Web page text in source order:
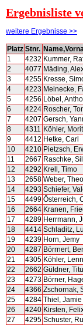
Ergebnisliste
weitere Ergebnisse >>
Platz Stnr.
1
4232 Kummer,
2
4077 Mäding,
3
4255 Kresse,
4
4223 Meinecke,
5
4256 Löbel,
6
4224 Roscher,
7
4207 Gersch,
8
4311 Köhler,
9
4412 Hetke, Carl
10
4210 Pietzsch,
11
2667 Raschke,
12
4292 Krell, Timo
13
2658 Weber,
14
4293 Schiefer,
15
4499 Österreich,
16
2664 Kranen,
17
4289 Herrmann,
18
4414 Schladitz,
19
4239 Horn, Jemy
20
4287 Börrnert,
21
4305 Köhler,
22
2662 Güldner,
23
4273 Börner,
24
4366 Zschornak,
25
4284 Thiel, Jamie
26
4240 Kirsten,
27
4295 Schuster,